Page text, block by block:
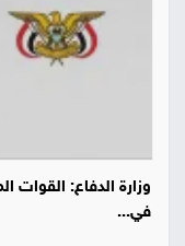
وزارة الدفاع: القوات
في...